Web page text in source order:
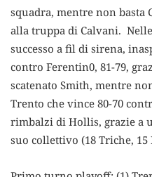
squadra, mentre non
alla truppa di Calvani.
successo a fil di sirena,
contro Ferentin0, 81-79,
scatenato Smith, mentre
Trento che vince 80-70
rimbalzi di Hollis, grazie a
suo collettivo (18 Triche, 15